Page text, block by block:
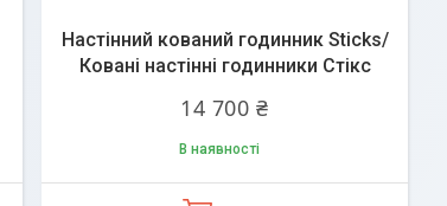
Настінний кований годинник Sticks/
Ковані настінні годинники Стікс
14 700 ₴
В наявності